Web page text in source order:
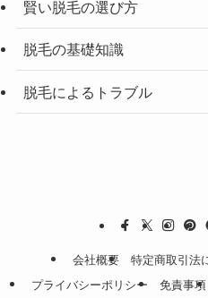
賢い脱毛の選び方
脱毛の基礎知識
脱毛によるトラブル
会社概要 特定商取引法
プライバシーポリシー
免責事項